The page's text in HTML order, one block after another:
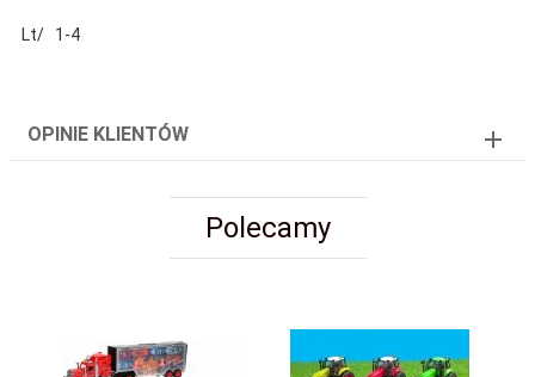
Lt/ 1-4
OPINIE KLIENTÓW
Polecamy